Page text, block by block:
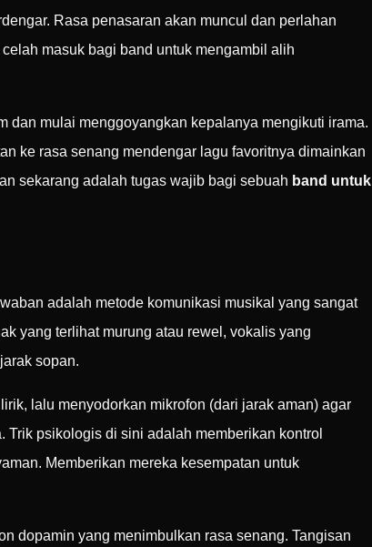
Rasa penasaran akan muncul dan perlahan
masuk bagi band untuk mengambil alih
dan mulai menggoyangkan kepalanya mengikuti irama.
ke rasa senang mendengar lagu favoritnya dimainkan
sekarang adalah tugas wajib bagi sebuah band untuk
adalah metode komunikasi musikal yang sangat
yang terlihat murung atau rewel, vokalis yang
sopan.
lalu menyodorkan mikrofon (dari jarak aman) agar
psikologis di sini adalah memberikan kontrol
Memberikan mereka kesempatan untuk
dopamin yang menimbulkan rasa senang. Tangisan